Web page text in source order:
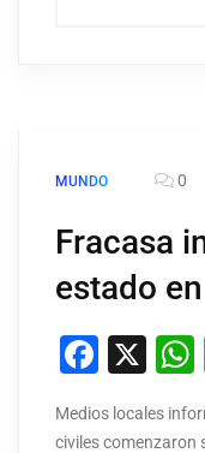
MUNDO 0
Fracasa
estado
X
Medios locales
civiles comenzaron